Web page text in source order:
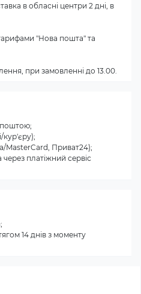
в обласні центри 2 дні, в
"Нова пошта" та
при замовленні до 13.00.
кур'єру);
MasterCard, Приват24);
через платіжний сервіс
14 днів з моменту